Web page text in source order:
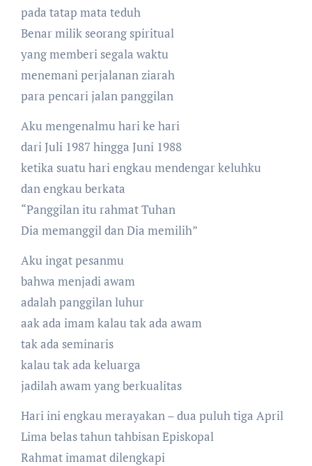
pada tatap mata teduh
Benar milik seorang spiritual
yang memberi segala waktu
menemani perjalanan ziarah
para pencari jalan panggilan
Aku mengenalmu hari ke hari
dari Juli 1987 hingga Juni 1988
ketika suatu hari engkau mendengar keluhku
dan engkau berkata
“Panggilan itu rahmat Tuhan
Dia memanggil dan Dia memilih”
Aku ingat pesanmu
bahwa menjadi awam
adalah panggilan luhur
aak ada imam kalau tak ada awam
tak ada seminaris
kalau tak ada keluarga
jadilah awam yang berkualitas
Hari ini engkau merayakan – dua puluh tiga April
Lima belas tahun tahbisan Episkopal
Rahmat imamat dilengkapi